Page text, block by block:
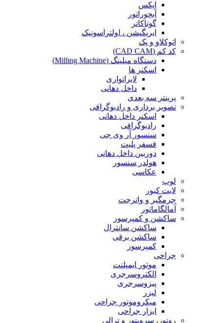
اپکس
آبچوراتور
گوتاکاتر
ایریگیشن ، اولتراسونیک
اتوکلاو و پک
کد کم (CAD CAM)
دستگاه میلینگ (Milling Machine)
اسکنر ها
لابراتواری
داخل دهانی
پرینتر سه بعدی
تصویر برداری و رادیوگرافی
اسکنر داخل دهانی
رادیوگرافی
سنسور آر وی جی
فسفر پلیت
دوربین داخل دهانی
هولدر سنسور
عکاسی
لوپ
لایت کیور
جرمگیر و واترجت
آمالگاماتور
ساکشن و کمپرسور
ساکشن سانترال
ساکشن برقی
کمپرسور
جراحی
موتور ایمپلنت
الکتروسرجری
پیزوسرجری
لیزر
میکروموتور جراحی
ابزار جراحی
روتور، سرویتور و ترالی